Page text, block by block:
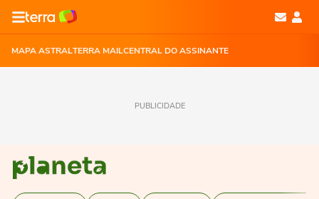
MAPA ASTRALTERRA MAILCENTRAL DO ASSINANTE
PUBLICIDADE